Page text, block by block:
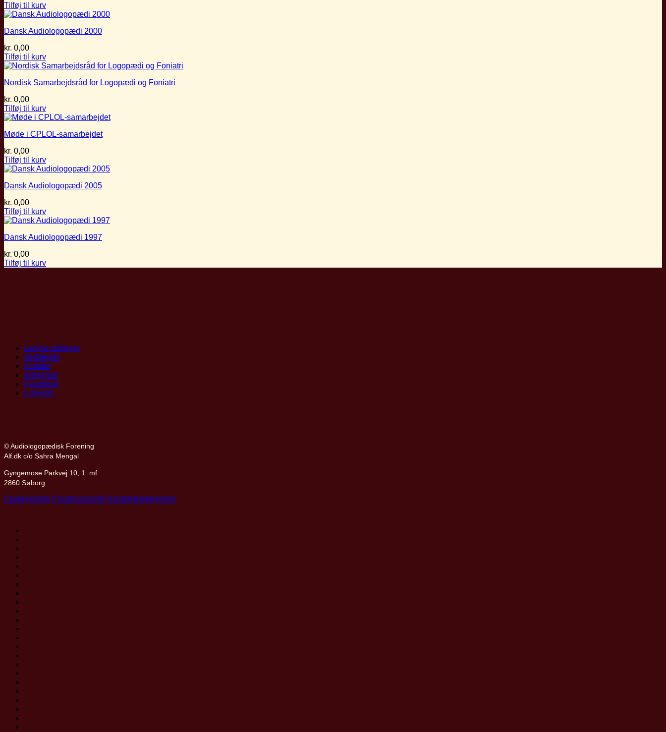
Tilføj til kurv
Dansk Audiologopædi 2000
kr. 0,00
Tilføj til kurv
Nordisk Samarbejdsråd for Logopædi og Foniatri
kr. 0,00
Tilføj til kurv
Møde i CPLOL-samarbejdet
kr. 0,00
Tilføj til kurv
Dansk Audiologopædi 2005
kr. 0,00
Tilføj til kurv
Dansk Audiologopædi 1997
kr. 0,00
Tilføj til kurv
Ledige stillinger
Vedtægter
Kontakt
Instagram
Facebook
LinkedIn
© Audiologopædisk Forening
Alf.dk c/o Sahra Mengal
Gyngemose Parkvej 10, 1. mf
2860 Søborg
Cookiepolitik Privatlivspolitik Handelsbetingelser